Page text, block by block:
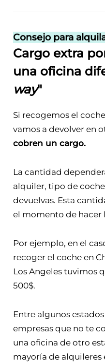
Consejo para
Cargo extra
una oficina
way"
Si recogemos el
vamos a devolver en
cobren un cargo.
La cantidad
alquiler, tipo de
devuelvas. Esta
el momento de hacer
Por ejemplo, en el
recoger el coche en
Los Angeles tuvimos
500$.
Entre algunos
empresas que no te
una oficina de otro
mayoría de alquileres